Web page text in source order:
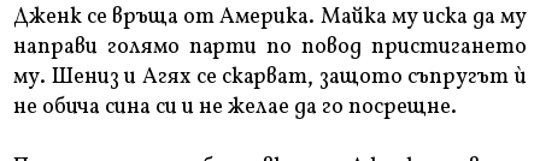
Дженк се връща от Америка. Майка му иска да му
направи голямо парти по повод пристигането
му. Шениз и Агях се скарват, защото съпругът ѝ
не обича сина си и не желае да го посрещне.